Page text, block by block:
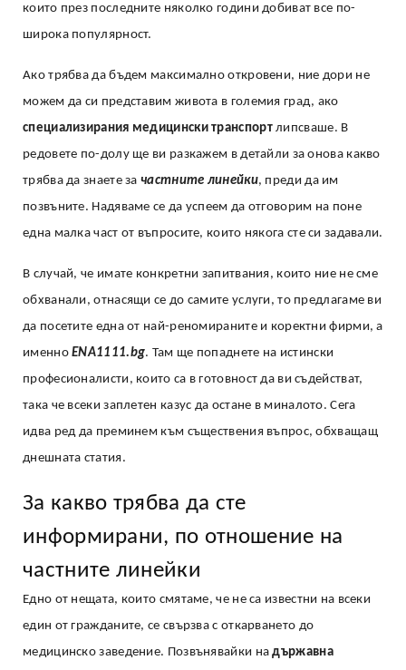
които през последните няколко години добиват все по-
широка популярност.
Ако трябва да бъдем максимално откровени, ние дори не
можем да си представим живота в големия град, ако
специализирания медицински транспортлипсваше. В
редовете по-долу ще ви разкажем в детайли за онова какво
трябва да знаете зачастните линейки, преди да им
позвъните. Надяваме се да успеем да отговорим на поне
една малка част от въпросите, които някога сте си задавали.
В случай, че имате конкретни запитвания, които ние не сме
обхванали, отнасящи се до самите услуги, то предлагаме ви
да посетите една от най-реномираните и коректни фирми, а
именноENA1111.bg. Там ще попаднете на истински
професионалисти, които са в готовност да ви съдействат,
така че всеки заплетен казус да остане в миналото. Сега
идва ред да преминем към съществения въпрос, обхващащ
днешната статия.
За какво трябва да сте
информирани, по отношение на
частните линейки
Едно от нещата, които смятаме, че не са известни на всеки
един от гражданите, се свързва с откарването до
медицинско заведение. Позвънявайки надържавна